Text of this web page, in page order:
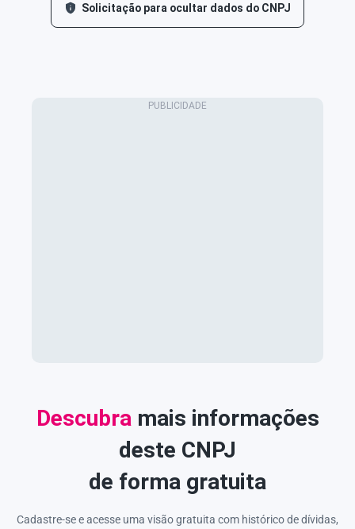
Solicitação para ocultar dados do CNPJ
Descubra mais informações
deste CNPJ
de forma gratuita
Cadastre-se e acesse uma visão gratuita com histórico de dívidas,